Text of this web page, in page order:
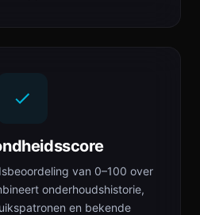
van 0–100 over
onderhoudshistorie,
en bekende